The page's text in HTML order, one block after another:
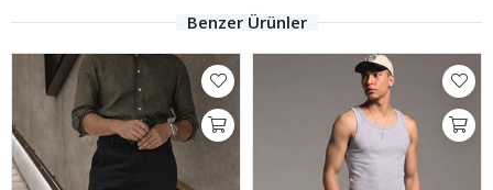
Benzer Ürünler